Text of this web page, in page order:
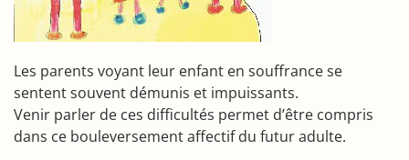
Les parents voyant leur enfant en souffrance se
sentent souvent démunis et impuissants.
Venir parler de ces difficultés permet d’être compris
dans ce bouleversement affectif du futur adulte.